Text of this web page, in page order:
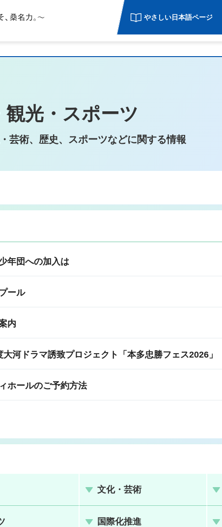
桑名力。
やさしい日本語ページ
観光・スポーツ
芸術、歴史、スポーツなどに関する情報
年団への加入は
ール
内
大河ドラマ誘致プロジェクト「本多忠勝フェス2026」
ホールのご予約方法
文化・芸術
国際化推進